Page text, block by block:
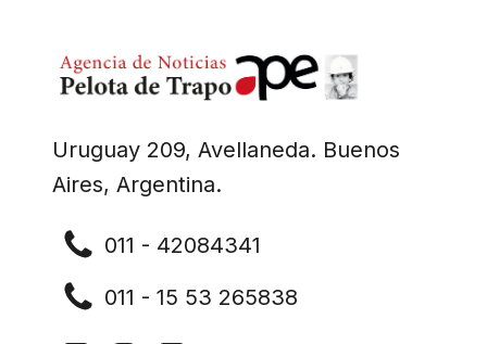
Uruguay 209, Avellaneda. Buenos
Aires, Argentina.
011 - 42084341
011 - 15 53 265838